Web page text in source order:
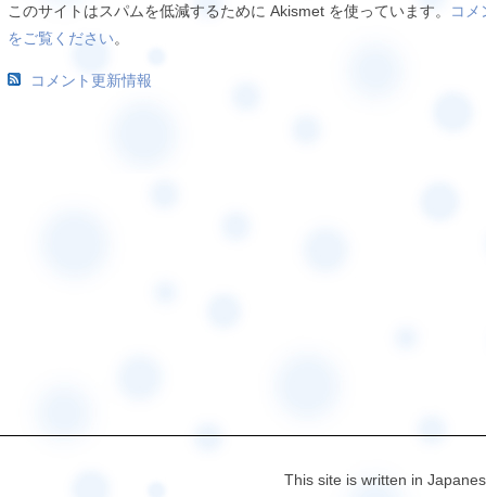
このサイトはスパムを低減するために Akismet を使っています。
コメ
をご覧ください。
コメント更新情報
This site is written in